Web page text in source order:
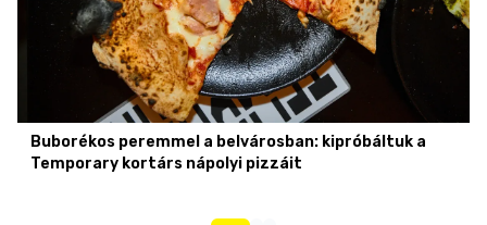
Buborékos peremmel a belvárosban: kipróbáltuk a
Temporary kortárs nápolyi pizzáit